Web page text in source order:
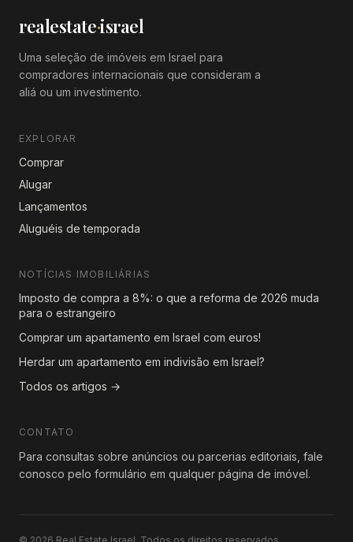
realestate·israel
Uma seleção de imóveis em Israel para
compradores internacionais que consideram a
aliá ou um investimento.
EXPLORAR
Comprar
Alugar
Lançamentos
Aluguéis de temporada
NOTÍCIAS IMOBILIÁRIAS
Imposto de compra a 8%: o que a reforma de 2026 muda
para o estrangeiro
Comprar um apartamento em Israel com euros!
Herdar um apartamento em indivisão em Israel?
Todos os artigos →
CONTATO
Para consultas sobre anúncios ou parcerias editoriais, fale
conosco pelo formulário em qualquer página de imóvel.